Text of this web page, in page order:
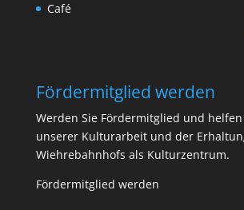
Café
Fördermitglied werden
Werden Sie Fördermitglied und
unserer Kulturarbeit und der
Wiehrebahnhofs als Kulturzentrum.
Fördermitglied werden